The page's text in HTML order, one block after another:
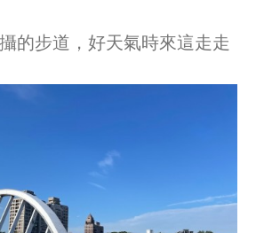
的步道，好天氣時來這走走